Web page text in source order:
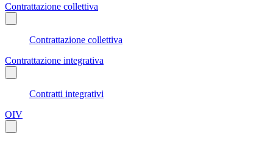
Contrattazione collettiva
Contrattazione collettiva
Contrattazione integrativa
Contratti integrativi
OIV